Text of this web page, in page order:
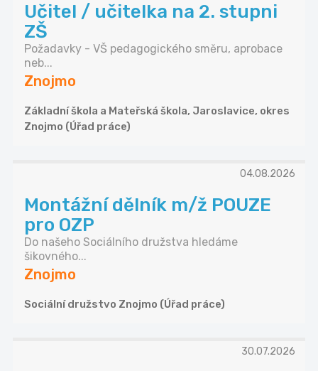
Učitel / učitelka na 2. stupni
ZŠ
Požadavky - VŠ pedagogického směru, aprobace
neb...
Znojmo
Základní škola a Mateřská škola, Jaroslavice, okres
Znojmo (Úřad práce)
04.08.2026
Montážní dělník m/ž POUZE
pro OZP
Do našeho Sociálního družstva hledáme
šikovného...
Znojmo
Sociální družstvo Znojmo (Úřad práce)
30.07.2026